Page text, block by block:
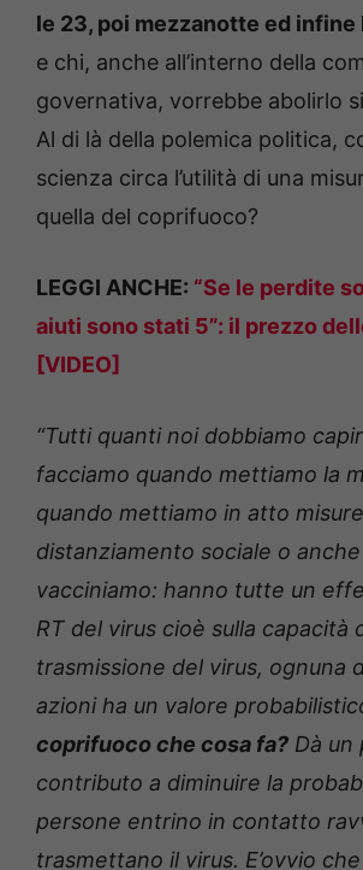
le 23, poi mezzanotte ed infine
e chi, anche all’interno della
governativa, vorrebbe abolirlo
Al di là della polemica politica,
scienza circa l’utilità di una
quella del coprifuoco?
LEGGI ANCHE: “Se le perdite
aiuti sono stati 5”: il prezzo
[VIDEO]
“Tutti quanti noi dobbiamo
facciamo quando mettiamo la
quando mettiamo in atto
distanziamento sociale o
vacciniamo: hanno tutte un
RT del virus cioè sulla capacità
trasmissione del virus, ognuna
azioni ha un valore
coprifuoco che cosa fa? Dà un
contributo a diminuire la
persone entrino in contatto
trasmettano il virus. E’ovvio